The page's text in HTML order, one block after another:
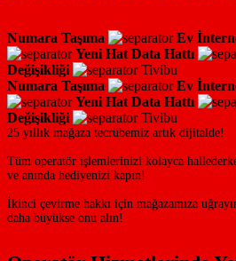
Numara Taşıma Ev
Yeni Hat Data Hattı
Değişikliği
Tivibu
Numara Taşıma
Ev
Yeni Hat Data Hattı
Değişikliği
Tivibu
25 yıllık mağaza tecrübemiz artık dijitalde!
Tüm operatör işlemlerinizi kolayca
ve anında hediyenizi kapın!
İkinci çevirme hakkı için mağazamıza
daha büyükse onu alın!